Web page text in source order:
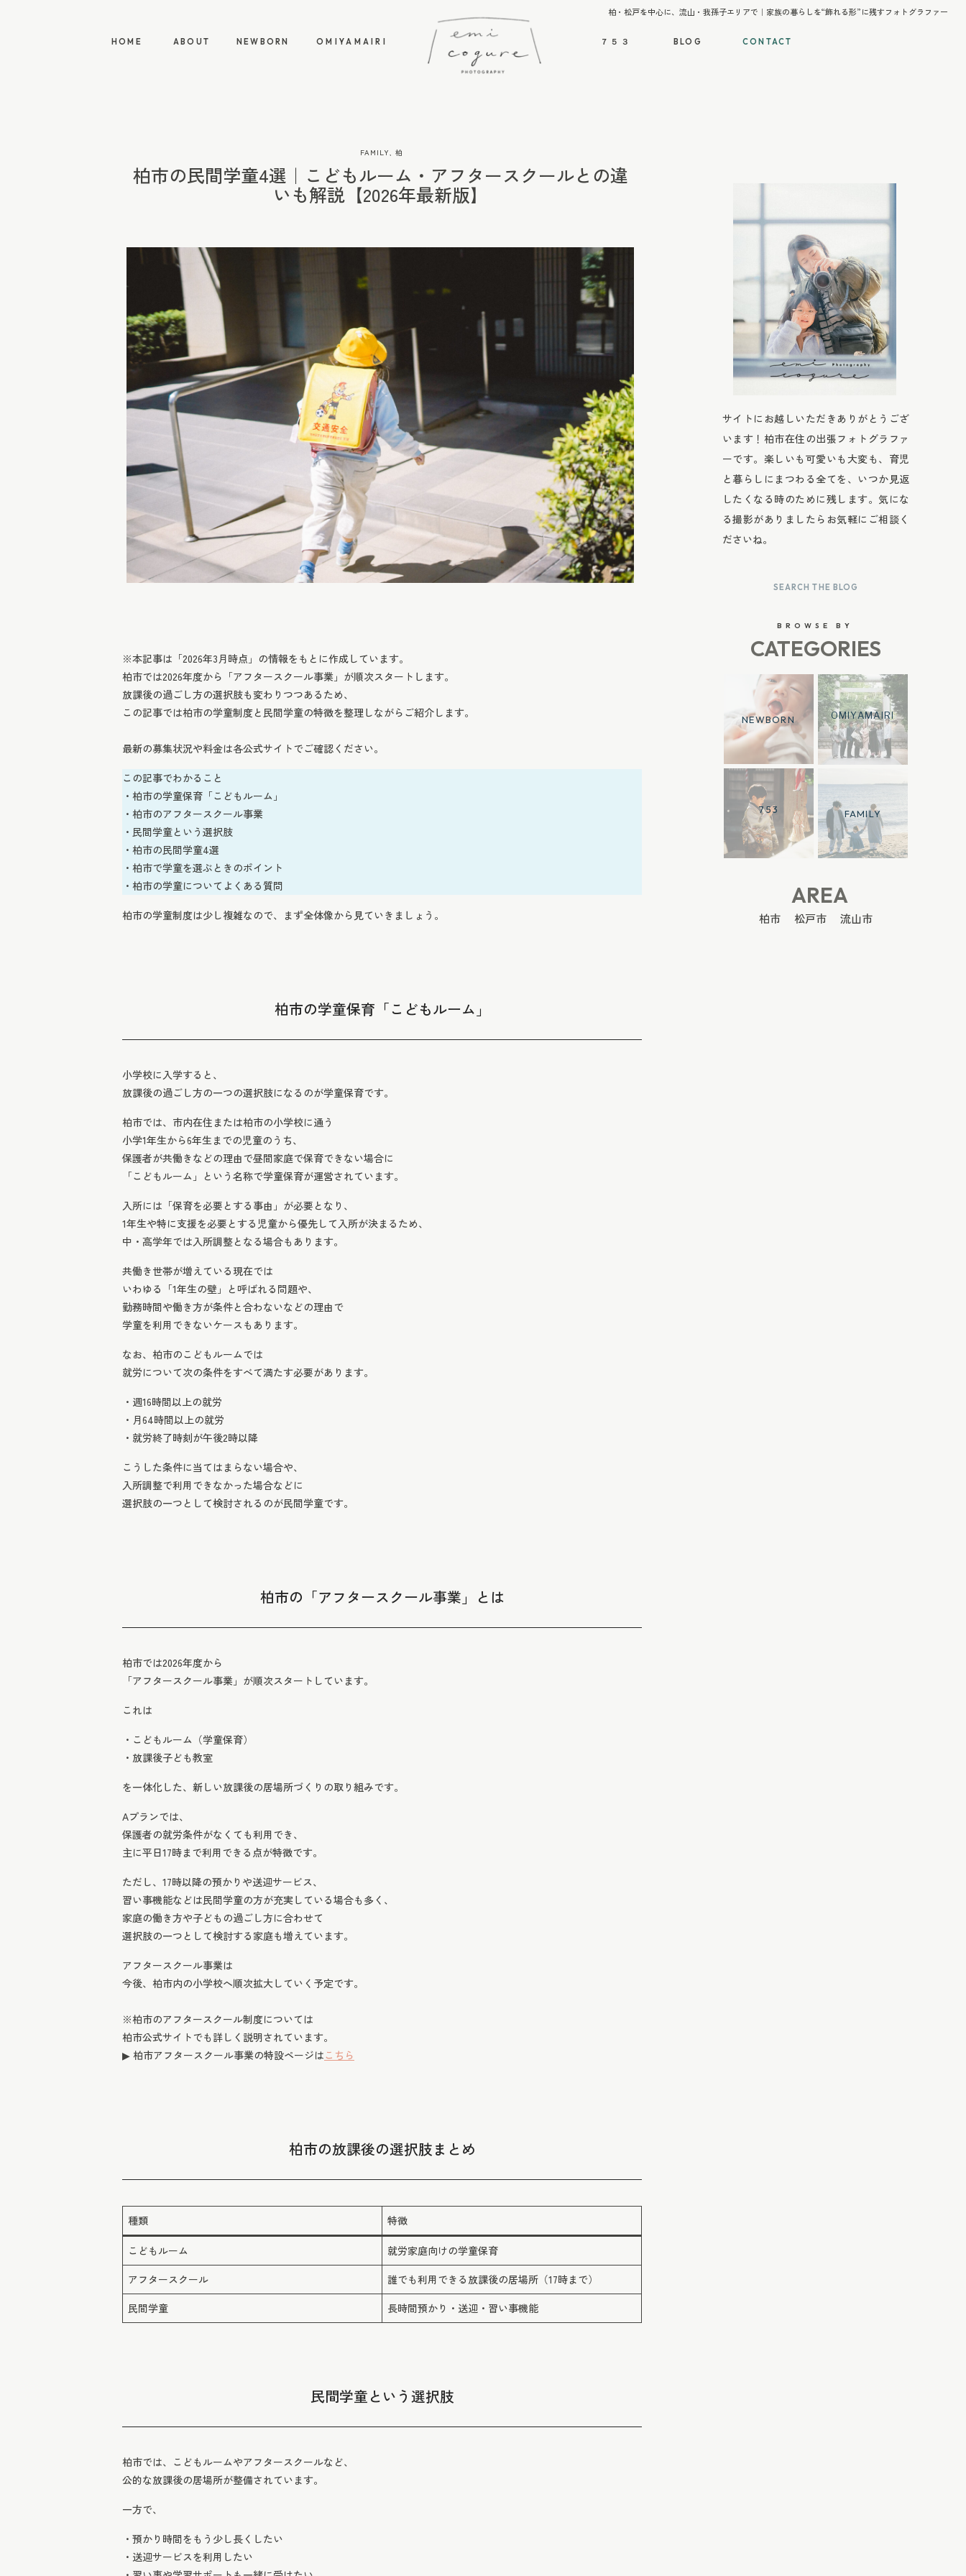
NEWBORN OMIYAMAIRI
ABOUT
HOME
柏・松戸を中心に、流山・我孫子エリアで｜家族の暮らしを“飾れる形”に残すフォトグラファー
CONTACT
BLOG
７５３
OMIYAMAIRI
NEWBORN
ABOUT
HOME CONTACT
BLOG
７５３
NEWBORN
753
OMIYAMAIRI
CATEGORIES
BROWSE BY
サイトにお越しいただきありがとうござ
います！柏市在住の出張フォトグラファ
ーです。楽しいも可愛いも大変も、育児
と暮らしにまつわる全てを、いつか見返
したくなる時のために残します。気にな
る撮影がありましたらお気軽にご相談く
ださいね。
AREA
柏市 流山市
松戸市
FAMILY
柏市の民間学童4選｜こどもルーム・アフタースクールとの違
いも解説【2026年最新版】
FAMILY, 柏
※本記事は「2026年3月時点」の情報をもとに作成しています。
柏市では2026年度から「アフタースクール事業」が順次スタートします。
放課後の過ごし方の選択肢も変わりつつあるため、
この記事では柏市の学童制度と民間学童の特徴を整理しながらご紹介します。
最新の募集状況や料金は各公式サイトでご確認ください。
この記事でわかること
・柏市の学童保育「こどもルーム」
・柏市のアフタースクール事業
・民間学童という選択肢
・柏市の民間学童4選
・柏市で学童を選ぶときのポイント
・柏市の学童についてよくある質問
柏市の学童制度は少し複雑なので、まず全体像から見ていきましょう。
柏市の学童保育「こどもルーム」
小学校に入学すると、
放課後の過ごし方の一つの選択肢になるのが学童保育です。
柏市では、市内在住または柏市の小学校に通う
小学1年生から6年生までの児童のうち、
保護者が共働きなどの理由で昼間家庭で保育できない場合に
「こどもルーム」という名称で学童保育が運営されています。
入所には「保育を必要とする事由」が必要となり、
1年生や特に支援を必要とする児童から優先して入所が決まるため、
中・高学年では入所調整となる場合もあります。
共働き世帯が増えている現在では
いわゆる「1年生の壁」と呼ばれる問題や、
勤務時間や働き方が条件と合わないなどの理由で
学童を利用できないケースもあります。
なお、柏市のこどもルームでは
就労について次の条件をすべて満たす必要があります。
・週16時間以上の就労
・月64時間以上の就労
・就労終了時刻が午後2時以降
こうした条件に当てはまらない場合や、
入所調整で利用できなかった場合などに
選択肢の一つとして検討されるのが民間学童です。
柏市の「アフタースクール事業」とは
柏市では2026年度から
「アフタースクール事業」が順次スタートしています。
これは
・こどもルーム（学童保育）
・放課後子ども教室
を一体化した、新しい放課後の居場所づくりの取り組みです。
Aプランでは、
保護者の就労条件がなくても利用でき、
主に平日17時まで利用できる点が特徴です。
ただし、17時以降の預かりや送迎サービス、
習い事機能などは民間学童の方が充実している場合も多く、
家庭の働き方や子どもの過ごし方に合わせて
選択肢の一つとして検討する家庭も増えています。
アフタースクール事業は
今後、柏市内の小学校へ順次拡大していく予定です。
※柏市のアフタースクール制度については
柏市公式サイトでも詳しく説明されています。
▶ 柏市アフタースクール事業の特設ページはこちら
柏市の放課後の選択肢まとめ
種類 特徴
こどもルーム
就労家庭向けの学童保育
アフタースクール
誰でも利用できる放課後の居場所（17時まで）
民間学童
長時間預かり・送迎・習い事機能
民間学童という選択肢
柏市では、こどもルームやアフタースクールなど、
公的な放課後の居場所が整備されています。
一方で、
・預かり時間をもう少し長くしたい
・送迎サービスを利用したい